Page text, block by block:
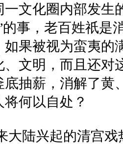
一文化圈内部发生
的事，老百姓祇是
如果被视为蛮夷
、文明，而且还对
抽薪，消解了黄
何以自处？
陆兴起的清宫戏